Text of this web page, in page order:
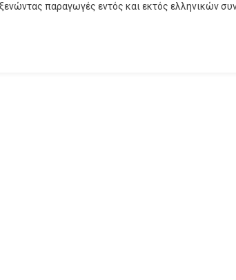
παραγωγές εντός και εκτός ελληνικών